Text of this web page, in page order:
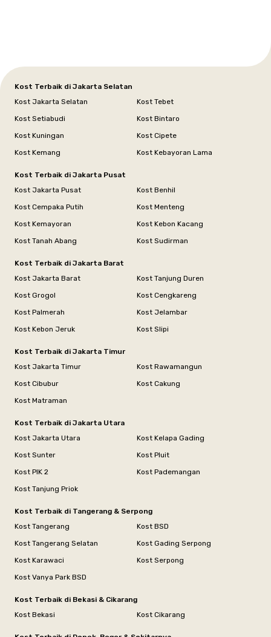
Kost Terbaik di Jakarta Selatan
Kost Jakarta Selatan
Kost Tebet
Kost Setiabudi
Kost Bintaro
Kost Kuningan
Kost Cipete
Kost Kemang
Kost Kebayoran Lama
Kost Terbaik di Jakarta Pusat
Kost Jakarta Pusat
Kost Benhil
Kost Cempaka Putih
Kost Menteng
Kost Kemayoran
Kost Kebon Kacang
Kost Tanah Abang
Kost Sudirman
Kost Terbaik di Jakarta Barat
Kost Jakarta Barat
Kost Tanjung Duren
Kost Grogol
Kost Cengkareng
Kost Palmerah
Kost Jelambar
Kost Kebon Jeruk
Kost Slipi
Kost Terbaik di Jakarta Timur
Kost Jakarta Timur
Kost Rawamangun
Kost Cibubur
Kost Cakung
Kost Matraman
Kost Terbaik di Jakarta Utara
Kost Jakarta Utara
Kost Kelapa Gading
Kost Sunter
Kost Pluit
Kost PIK 2
Kost Pademangan
Kost Tanjung Priok
Kost Terbaik di Tangerang & Serpong
Kost Tangerang
Kost BSD
Kost Tangerang Selatan
Kost Gading Serpong
Kost Karawaci
Kost Serpong
Kost Vanya Park BSD
Kost Terbaik di Bekasi & Cikarang
Kost Bekasi
Kost Cikarang